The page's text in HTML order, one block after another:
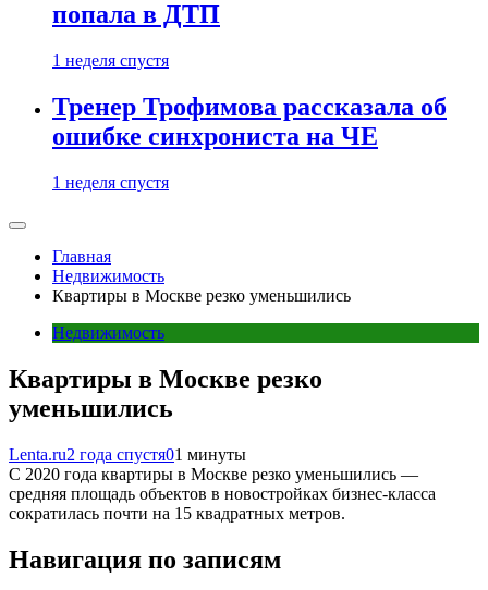
попала в ДТП
1 неделя спустя
Тренер Трофимова рассказала об
ошибке синхрониста на ЧЕ
1 неделя спустя
Главная
Недвижимость
Квартиры в Москве резко уменьшились
Недвижимость
Квартиры в Москве резко
уменьшились
Lenta.ru2 года спустя01 минуты
С 2020 года квартиры в Москве резко уменьшились —
средняя площадь объектов в новостройках бизнес-класса
сократилась почти на 15 квадратных метров.
Навигация по записям